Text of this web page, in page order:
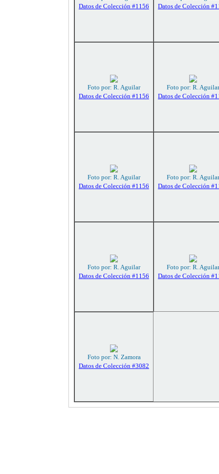
Datos de Colección #1156
Datos de Colección
Foto por: R. Aguilar
Datos de Colección #1156
Foto por: R. Aguilar
Datos de Colección
Foto por: R. Aguilar
Datos de Colección #1156
Foto por: R. Aguilar
Datos de Colección
Foto por: R. Aguilar
Datos de Colección #1156
Foto por: R. Aguilar
Datos de Colección
Foto por: N. Zamora
Datos de Colección #3082